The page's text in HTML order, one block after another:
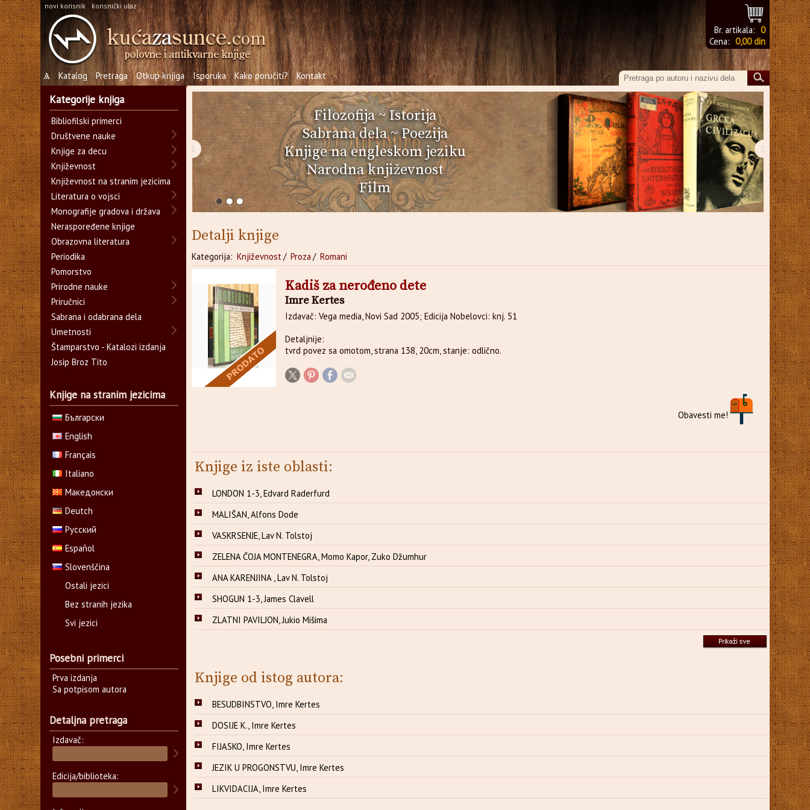
novi korisnik korisnički ulaz
Br. artikala: 0
Cena: 0,00 din
Ѧ Katalog Pretraga Otkup knjiga Isporuka Kako poručiti? Kontakt
Filozofija~Istorija
Sabrana dela~Poezija
Knjige na engleskom jeziku
Narodna književnost
Film
‹ ›
Detalji knjige
Kategorija: Književnost/ Proza/ Romani
Kadiš za nerođeno dete
Imre Kertes
Izdavač: Vega media, Novi Sad 2005; Edicija Nobelovci: knj. 51
Detaljnije:
tvrd povez sa omotom, strana 138, 20cm, stanje: odlično.
Obavesti me!
Knjige iz iste oblasti:
LONDON 1-3, Edvard Raderfurd
MALIŠAN, Alfons Dode
VASKRSENJE, Lav N. Tolstoj
ZELENA ČOJA MONTENEGRA, Momo Kapor, Zuko Džumhur
ANA KARENJINA , Lav N. Tolstoj
SHOGUN 1-3, James Clavell
ZLATNI PAVILJON, Jukio Mišima
Knjige od istog autora:
BESUDBINSTVO, Imre Kertes
DOSIJE K., Imre Kertes
FIJASKO, Imre Kertes
JEZIK U PROGONSTVU, Imre Kertes
LIKVIDACIJA, Imre Kertes
Kategorije knjiga
Bibliofilski primerci
Društvene nauke
Knjige za decu
Književnost
Književnost na stranim jezicima
Literatura o vojsci
Monografije gradova i država
Neraspoređene knjige
Obrazovna literatura
Periodika
Pomorstvo
Prirodne nauke
Priručnici
Sabrana i odabrana dela
Umetnosti
Štamparstvo - Katalozi izdanja
Josip Broz Tito
Knjige na stranim jezicima
Български
English
Français
Italiano
Македонски
Deutch
Русский
Español
Slovenščina
Ostali jezici
Bez stranih jezika
Svi jezici
Posebni primerci
Prva izdanja
Sa potpisom autora
Detaljna pretraga
Izdavač:
Edicija/biblioteka: